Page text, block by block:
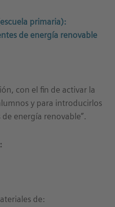
primaria):
de energía renovable
con el fin de activar la
y para introducirlos
energía renovable”.
de: